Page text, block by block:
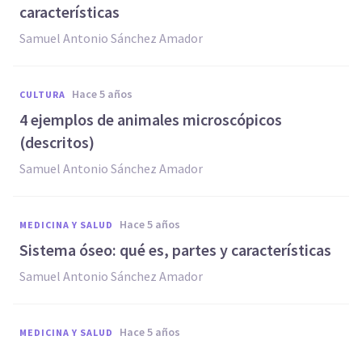
características
Samuel Antonio Sánchez Amador
CULTURA hace 5 años
4 ejemplos de animales microscópicos
(descritos)
Samuel Antonio Sánchez Amador
MEDICINA Y SALUD hace 5 años
Sistema óseo: qué es, partes y características
Samuel Antonio Sánchez Amador
MEDICINA Y SALUD hace 5 años